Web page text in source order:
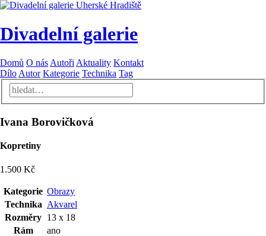
Divadelní galerie
Domů O nás Autoři Aktuality Kontakt
Dílo Autor Kategorie Technika Tag
Ivana Borovičková
Kopretiny
1.500 Kč
Kategorie Obrazy
Technika Akvarel
Rozměry 13 x 18
Rám
ano